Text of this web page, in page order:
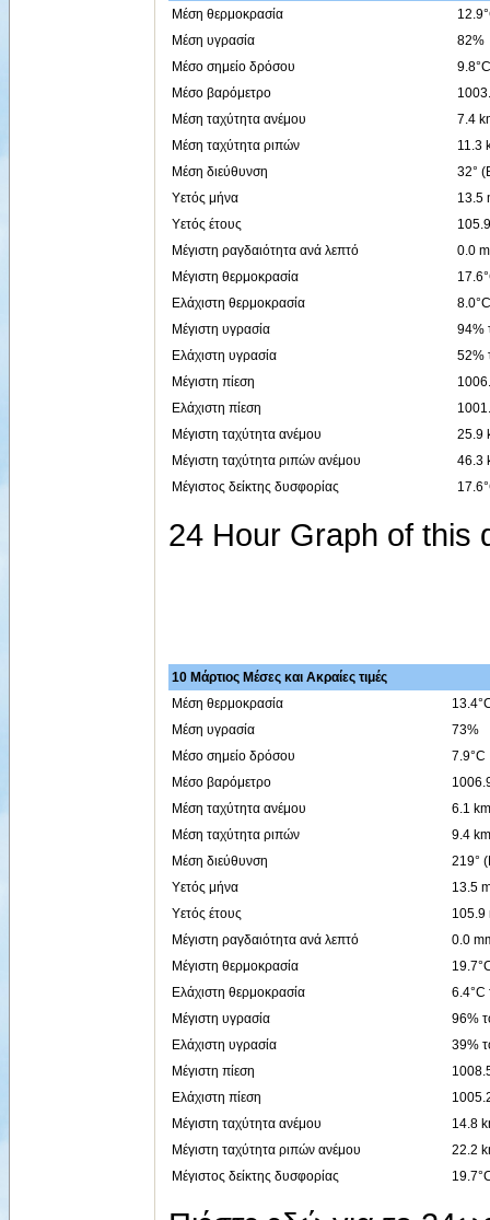
Μέση θερμοκρασία
Μέση υγρασία
82%
Μέσο σημείο δρόσου
9.8°C
Μέσο βαρόμετρο
Μέση ταχύτητα ανέμου
7.4
Μέση ταχύτητα ριπών
11.3
Μέση διεύθυνση
32°
Υετός μήνα
13.5
Υετός έτους
Μέγιστη ραγδαιότητα ανά λεπτό
0.0
Μέγιστη θερμοκρασία
Ελάχιστη θερμοκρασία
Μέγιστη υγρασία
94%
Ελάχιστη υγρασία
52%
Μέγιστη πίεση
Ελάχιστη πίεση
Μέγιστη ταχύτητα ανέμου
25.9
Μέγιστη ταχύτητα ριπών ανέμου
46.3
Μέγιστος δείκτης δυσφορίας
24 Hour Graph of this
10 Μάρτιος Μέσες και Ακραίες τιμές
Μέση θερμοκρασία
Μέση υγρασία
73%
Μέσο σημείο δρόσου
7.9°C
Μέσο βαρόμετρο
Μέση ταχύτητα ανέμου
6.1
Μέση ταχύτητα ριπών
9.4
Μέση διεύθυνση
219°
Υετός μήνα
13.5
Υετός έτους
105.9
Μέγιστη ραγδαιότητα ανά λεπτό
0.0
Μέγιστη θερμοκρασία
Ελάχιστη θερμοκρασία
6.4°C
Μέγιστη υγρασία
96%
Ελάχιστη υγρασία
39%
Μέγιστη πίεση
Ελάχιστη πίεση
Μέγιστη ταχύτητα ανέμου
14.8
Μέγιστη ταχύτητα ριπών ανέμου
22.2
Μέγιστος δείκτης δυσφορίας